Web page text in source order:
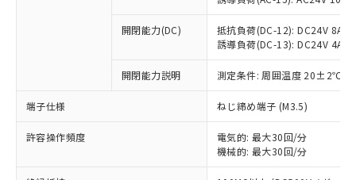
開閉能力(DC)
抵抗負荷(DC-12): DC24V 8A/
誘導負荷(DC-13): DC24V 4A/
開閉能力説明 測定条件: 周囲温度 20±2℃、
端子仕様 ねじ締め端子 (M3.5)
許容操作頻度
電気的: 最大30回/分
機械的: 最大30回/分
ご利用条件
以下の条件をお読みいただき、同意のうえ
ご利用ください。
本サービスは、当社制御機器事業取扱
商品の当社在庫状況および標準価格
(税抜)を提供させていただくもので
当社制御機器事業取扱商品の中には、
有に対応した製品に切り替える予定のある
対応予定なし：EU RoHS指令（10物質）の
非含有に非対応の商品で、対応品を出す予
定はありません。
調査・確認中：EU RoHS指令（10物質）の
非含有の対応状況を調査中または確認中の
商品です。
非該当品：ライセンス料など無形物で、有
害物質有無と関係のない商品です。
※1 中国RoHS○×表
「○」：最大均質材料含有率が中国RoHSの
基準値以下であることを示します。